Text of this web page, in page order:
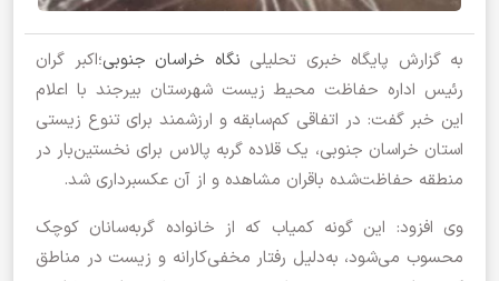
به گزارش پایگاه خبری تحلیلی نگاه خراسان جنوبی؛اکبر گران
رئیس اداره حفاظت محیط زیست شهرستان بیرجند با اعلام
این خبر گفت: در اتفاقی کم‌سابقه و ارزشمند برای تنوع زیستی
استان خراسان جنوبی، یک قلاده گربه پالاس برای نخستین‌بار در
منطقه حفاظت‌شده باقران مشاهده و از آن عکسبرداری شد.
وی افزود: این گونه کمیاب که از خانواده گربه‌سانان کوچک
محسوب می‌شود، به‌دلیل رفتار مخفی‌کارانه و زیست در مناطق